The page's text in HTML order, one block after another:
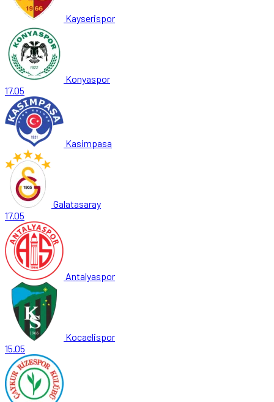
Kayserispor
Konyaspor
17.05
Kasimpasa
Galatasaray
17.05
Antalyaspor
Kocaelispor
15.05